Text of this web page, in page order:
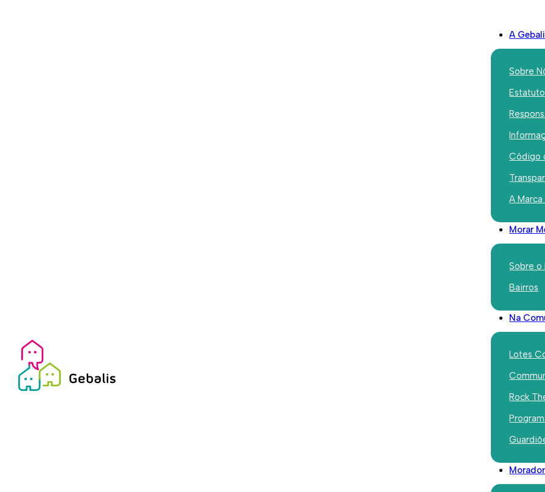
A
Sobre
Código
A
Morar
Sobre o
Bairros
Na
Lotes
Rock
Técnico de Gestão de
função de Técnico de Gestão de
Introduzir dados e manter atualizados e organizados os processos e as bases de
Efetuar o atendimento telefónico, por email e/ou presencial dos moradores/residentes;